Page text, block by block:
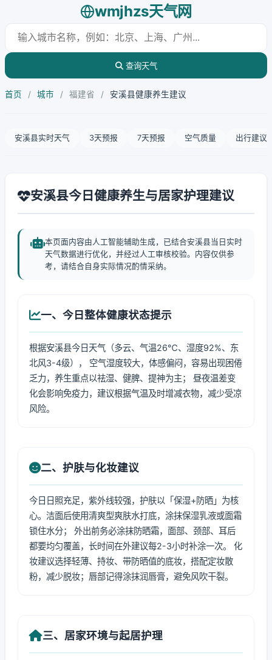
wmjhzs天气网
查询天气
首页 / 城市 / 福建省 / 安溪县健康养生建议
安溪县实时天气 3天预报 7天预报 空气质量 出行建议
安溪县今日健康养生与居家护理建议
本页面内容由人工智能辅助生成，已结合安溪县当日实时
天气数据进行优化，并经过人工审核校验。内容仅供参
考，请结合自身实际情况酌情采纳。
一、今日整体健康状态提示
根据安溪县今日天气（多云、气温26℃、湿度92%、东
北风3-4级）， 空气湿度较大，体感偏闷，容易出现困倦
乏力，养生重点以祛湿、健脾、提神为主； 昼夜温差变
化会影响免疫力，建议根据气温及时增减衣物，减少受凉
风险。
二、护肤与化妆建议
今日日照充足，紫外线较强，护肤以「保湿+防晒」为核
心。洁面后使用清爽型爽肤水打底，涂抹保湿乳液或面霜
锁住水分； 外出前务必涂抹防晒霜，面部、颈部、耳后
都要均匀覆盖，长时间在外建议每2-3小时补涂一次。 化
妆建议选择轻薄、持妆、带防晒值的底妆，搭配定妆散
粉，减少脱妆；唇部记得涂抹润唇膏，避免风吹干裂。
三、居家环境与起居护理